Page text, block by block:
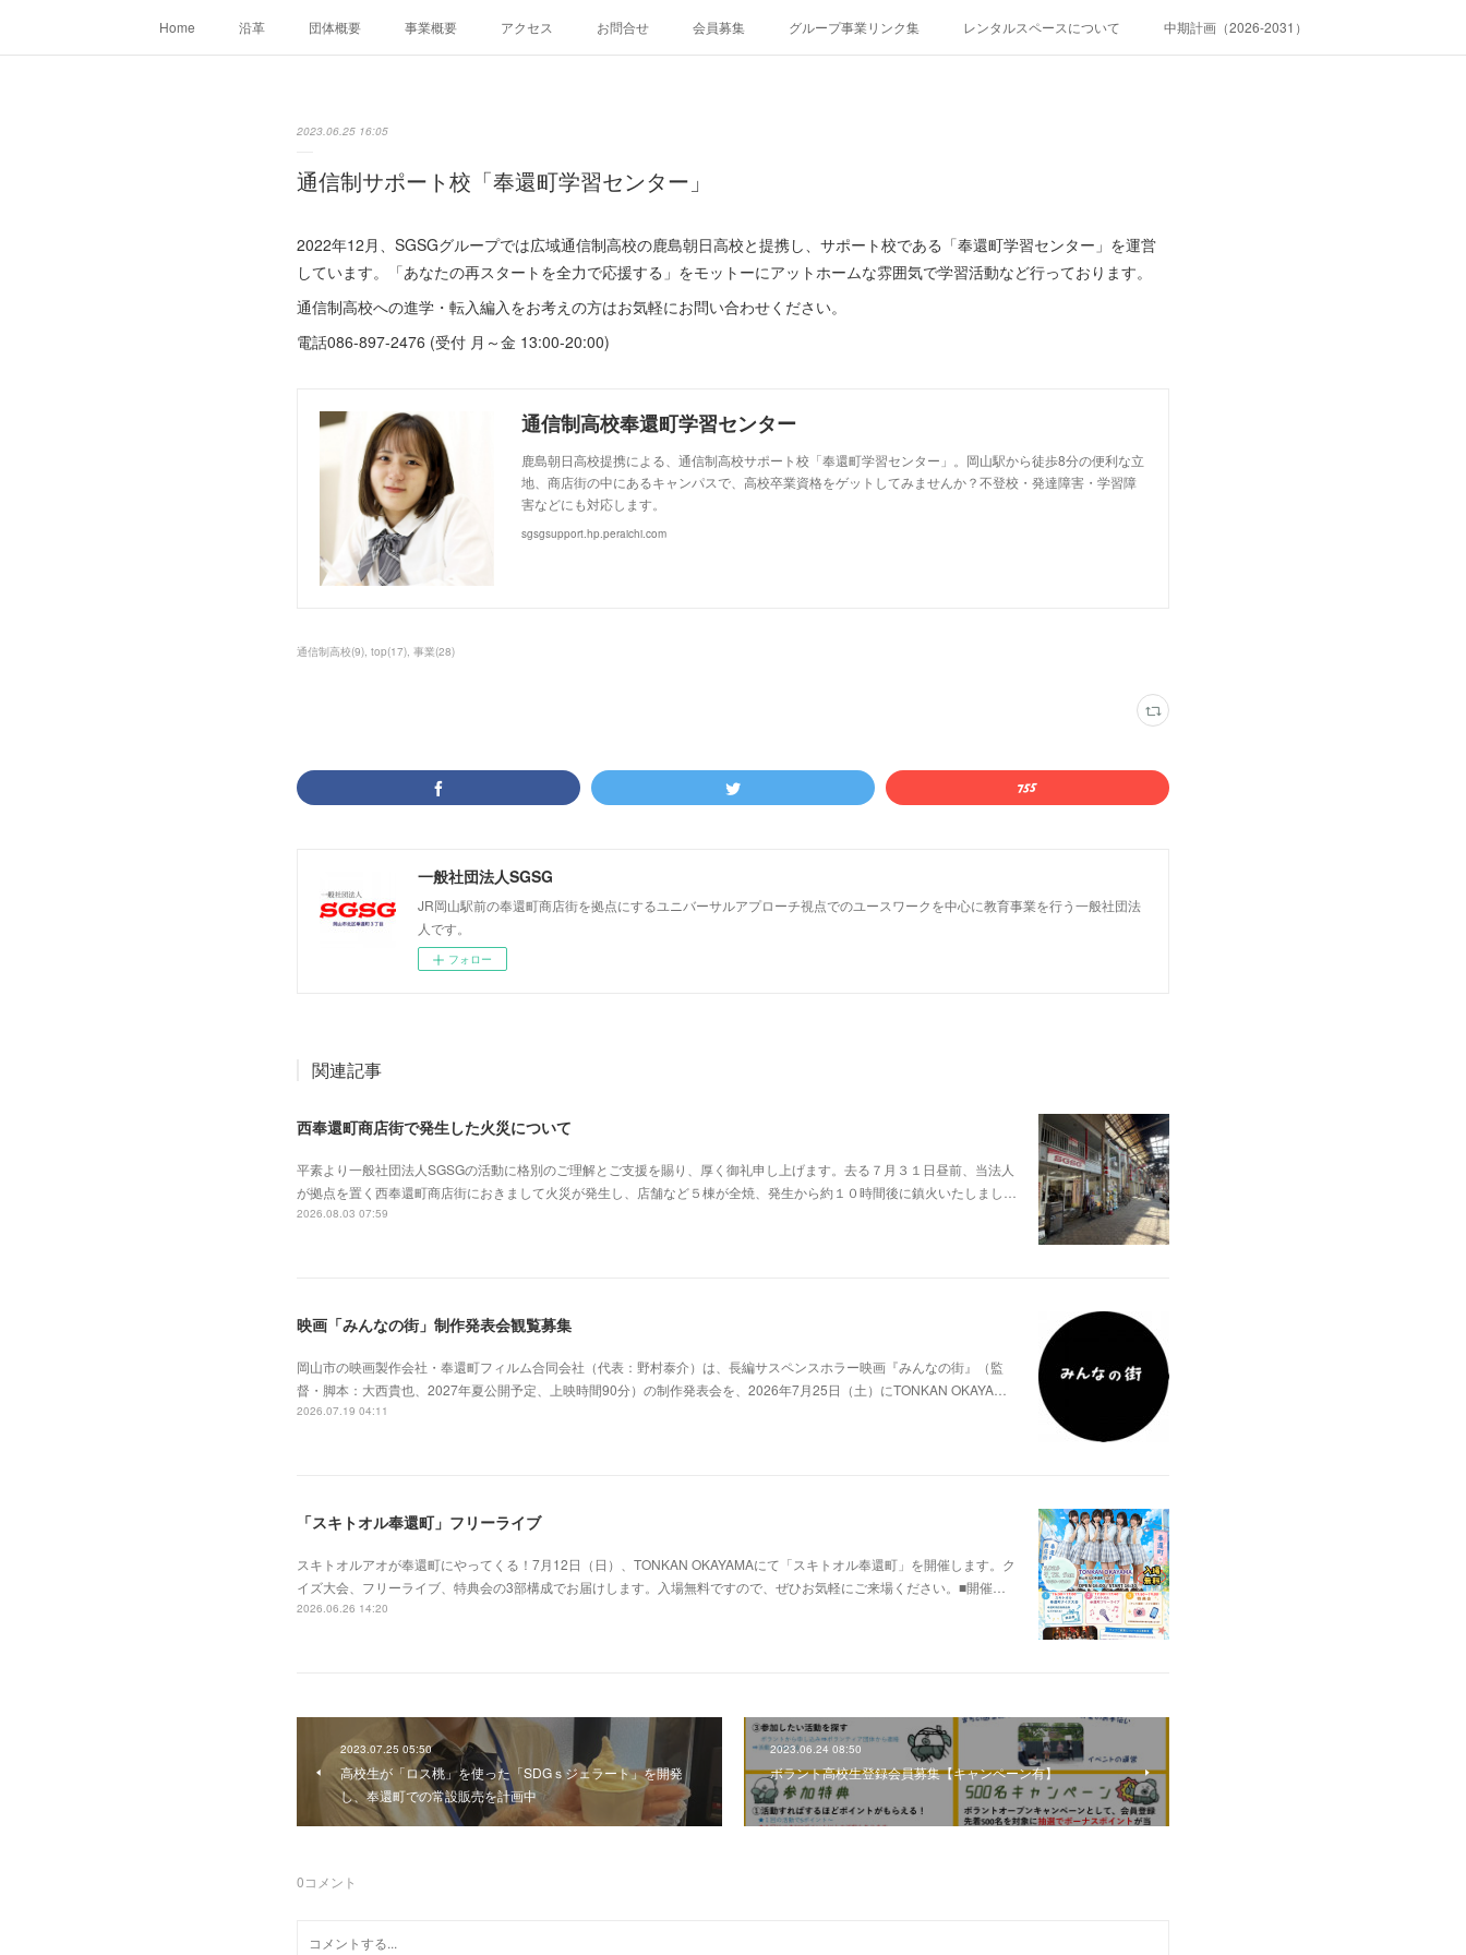
Home 沿革 団体概要 事業概要 アクセス お問合せ 会員募集 グループ事業リンク集 レンタルスペースについて 中期計画（2026-2031）
2023.06.25 16:05
通信制サポート校「奉還町学習センター」
2022年12月、SGSGグループでは広域通信制高校の鹿島朝日高校と提携し、サポート校である「奉還町学習センター」を運営
しています。「あなたの再スタートを全力で応援する」をモットーにアットホームな雰囲気で学習活動など行っております。
通信制高校への進学・転入編入をお考えの方はお気軽にお問い合わせください。
電話086-897-2476 (受付 月～金 13:00-20:00)
通信制高校奉還町学習センター
鹿島朝日高校提携による、通信制高校サポート校「奉還町学習センター」。岡山駅から徒歩8分の便利な立
地、商店街の中にあるキャンパスで、高校卒業資格をゲットしてみませんか？不登校・発達障害・学習障
害などにも対応します。
sgsgsupport.hp.peraichi.com
通信制高校(9) top(17) 事業(28)
一般社団法人SGSG
JR岡山駅前の奉還町商店街を拠点にするユニバーサルアプローチ視点でのユースワークを中心に教育事業を行う一般社団法
人です。
フォロー
関連記事
西奉還町商店街で発生した火災について
平素より一般社団法人SGSGの活動に格別のご理解とご支援を賜り、厚く御礼申し上げます。去る７月３１日昼前、当法人
が拠点を置く西奉還町商店街におきまして火災が発生し、店舗など５棟が全焼、発生から約１０時間後に鎮火いたしまし…
2026.08.03 07:59
映画「みんなの街」制作発表会観覧募集
岡山市の映画製作会社・奉還町フィルム合同会社（代表：野村泰介）は、長編サスペンスホラー映画『みんなの街』（監
督・脚本：大西貴也、2027年夏公開予定、上映時間90分）の制作発表会を、2026年7月25日（土）にTONKAN OKAYA…
2026.07.19 04:11
「スキトオル奉還町」フリーライブ
スキトオルアオが奉還町にやってくる！7月12日（日）、TONKAN OKAYAMAにて「スキトオル奉還町」を開催します。ク
イズ大会、フリーライブ、特典会の3部構成でお届けします。入場無料ですので、ぜひお気軽にご来場ください。■開催…
2026.06.26 14:20
2023.07.25 05:50
高校生が「ロス桃」を使った「SDGｓジェラート」を開発
し、奉還町での常設販売を計画中
2023.06.24 08:50
ボラント高校生登録会員募集【キャンペーン有】
0コメント